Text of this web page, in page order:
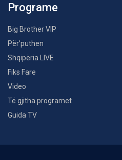
Programe
Big Brother VIP
Për’puthen
Shqipëria LIVE
Fiks Fare
Video
Të gjitha programet
Guida TV